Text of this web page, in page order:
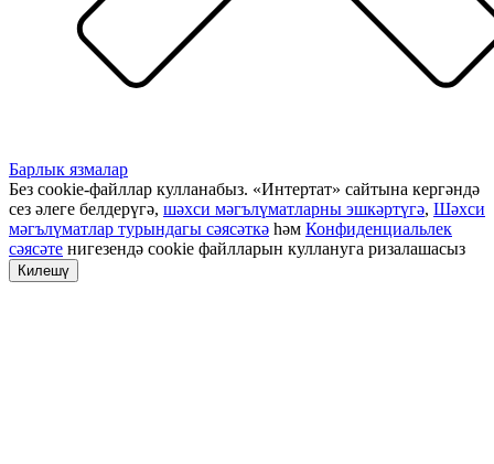
Барлык язмалар
Без cookie-файллар кулланабыз. «Интертат» сайтына кергәндә
сез әлеге белдерүгә, шәхси мәгълүматларны эшкәртүгә, Шәхси
мәгълүматлар турындагы сәясәткә һәм Конфиденциальлек
сәясәте нигезендә cookie файлларын куллануга ризалашасыз
Килешү